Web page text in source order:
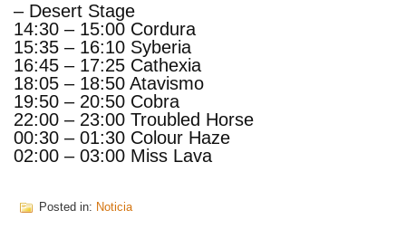
– Desert Stage
14:30 – 15:00 Cordura
15:35 – 16:10 Syberia
16:45 – 17:25 Cathexia
18:05 – 18:50 Atavismo
19:50 – 20:50 Cobra
22:00 – 23:00 Troubled Horse
00:30 – 01:30 Colour Haze
02:00 – 03:00 Miss Lava
Posted in: Noticia